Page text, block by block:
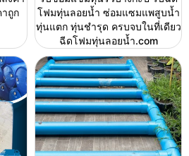
ถูก
โฟมทุ่นลอยน้ำ ซ่อมแซมแพสูบน้ำ
ทุ่นแตก ทุ่นชำรุด ครบจบในที่เดียว
ฉีดโฟมทุ่นลอยน้ำ.com